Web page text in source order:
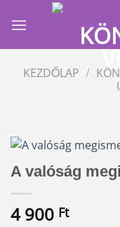
KEZDŐLAP /
A valóság
4 900 Ft